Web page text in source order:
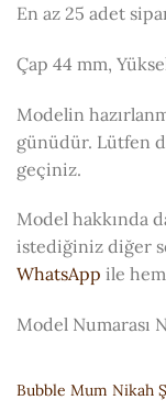
En az 25 adet
Çap 44 mm,
Modelin
günüdür. Lütfen
geçiniz.
Model hakkında
istediğiniz diğer
WhatsApp ile
Model Numarası
Bubble Mum Nikah